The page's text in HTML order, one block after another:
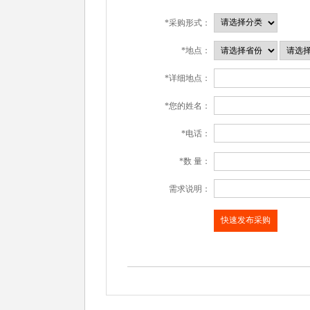
*采购形式：
*地点：
*详细地点：
*您的姓名：
*电话：
*数 量：
需求说明：